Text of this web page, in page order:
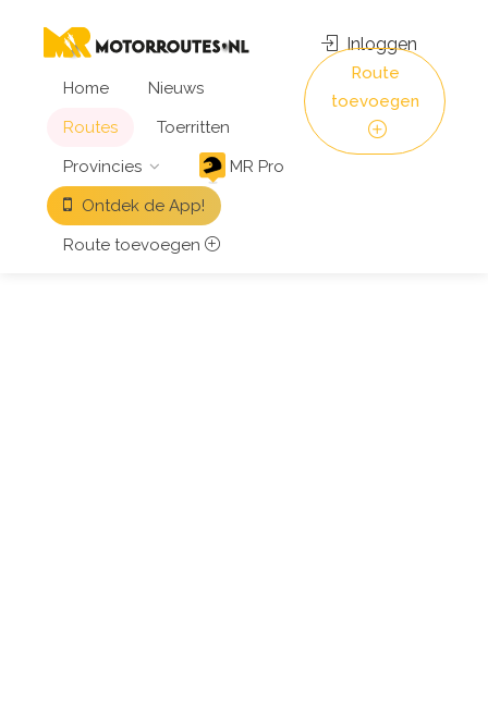
Home
Nieuws
Routes
Toerritten
Provincies
MR Pro
Ontdek de App!
Route toevoegen
Inloggen
Route
toevoegen